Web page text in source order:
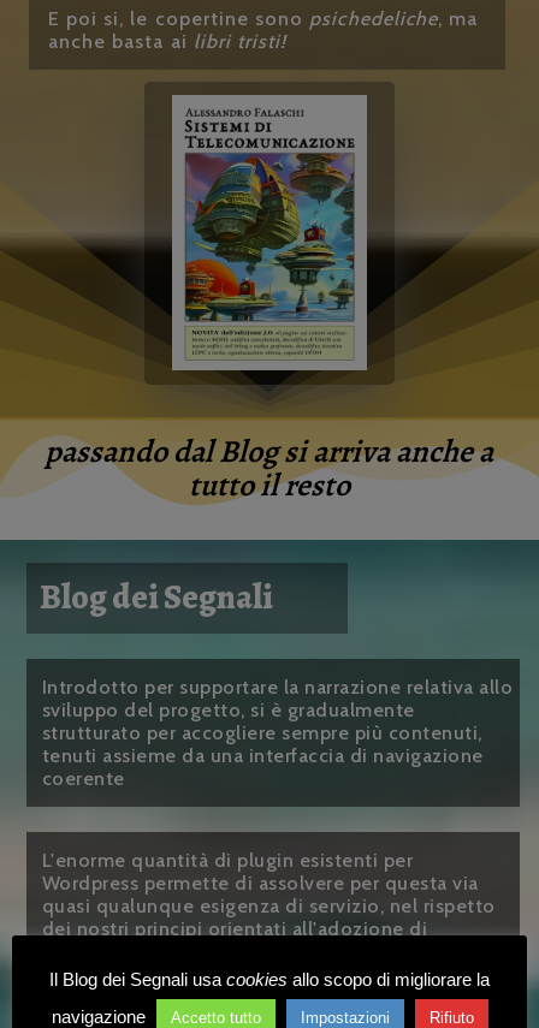
E poi si, le copertine sono psichedeliche, ma
anche basta ai libri tristi!
passando dal Blog si arriva anche a
tutto il resto
Blog dei Segnali
Introdotto per supportare la narrazione relativa allo
sviluppo del progetto, si è gradualmente
strutturato per accogliere sempre più contenuti,
tenuti assieme da una interfaccia di navigazione
coerente
L'enorme quantità di plugin esistenti per
Wordpress permette di assolvere per questa via
quasi qualunque esigenza di servizio, nel rispetto
dei nostri principi orientati all'adozione di
Il Blog dei Segnali usa cookies allo scopo di migliorare la
navigazione
Accetto tutto Impostazioni Rifiuto